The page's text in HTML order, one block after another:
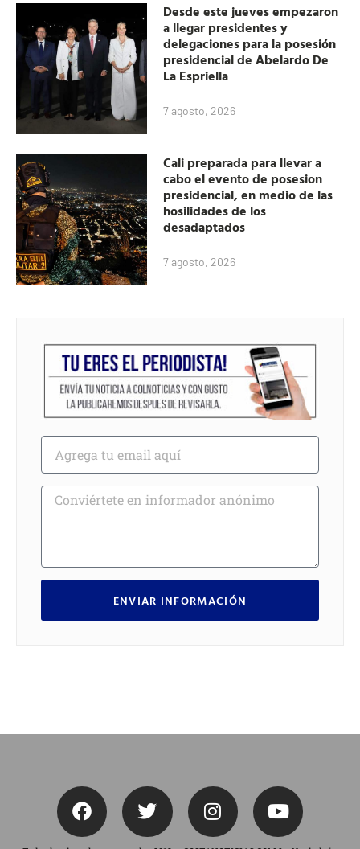
Desde este jueves empezaron
a llegar presidentes y
delegaciones para la posesión
presidencial de Abelardo De
La Espriella
7 agosto, 2026
Cali preparada para llevar a
cabo el evento de posesion
presidencial, en medio de las
hosilidades de los
desadaptados
7 agosto, 2026
ENVIAR INFORMACIÓN